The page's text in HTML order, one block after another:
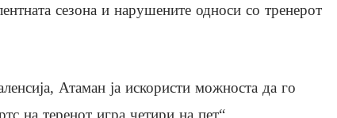
сезона и нарушените односи со тренерот
Атаман ја искористи можноста да го
на теренот игра четири на пет“.